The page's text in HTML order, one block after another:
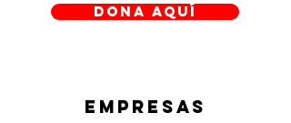
DONA AQUÍ
EMPRESAS